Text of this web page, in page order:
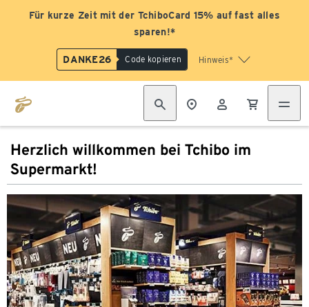
Für kurze Zeit mit der TchiboCard 15% auf fast alles
sparen!*
DANKE26 Code kopieren Hinweis*
Herzlich willkommen bei Tchibo im
Supermarkt!